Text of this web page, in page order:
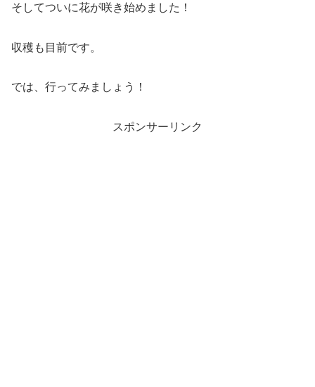
そしてついに花が咲き始めました！
収穫も目前です。
では、行ってみましょう！
スポンサーリンク